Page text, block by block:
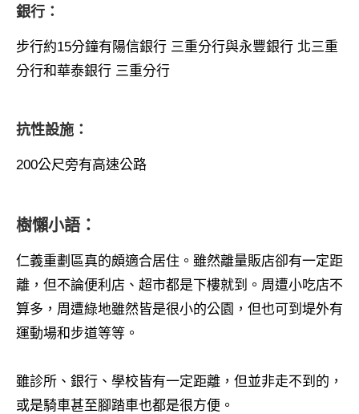
銀行：
步行約15分鐘有陽信銀行 三重分行與永豐銀行 北三重
分行和華泰銀行 三重分行
抗性設施：
200公尺旁有高速公路
樹懶小語：
仁義重劃區真的頗適合居住。雖然離量販店卻有一定距
離，但不論便利店、超市都是下樓就到。周遭小吃店不
算多，周遭綠地雖然皆是很小的公園，但也可到堤外有
運動場和步道等等。
雖診所、銀行、學校皆有一定距離，但並非走不到的，
或是騎車甚至腳踏車也都是很方便。